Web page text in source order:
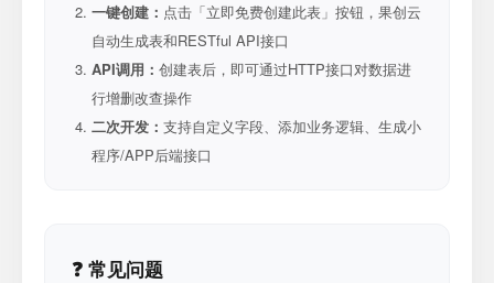
一键创建： 点击「立即免费创建此表」按钮，果创云
自动生成表和RESTful API接口
API调用： 创建表后，即可通过HTTP接口对数据进
行增删改查操作
二次开发： 支持自定义字段、添加业务逻辑、生成小
程序/APP后端接口
❓ 常见问题